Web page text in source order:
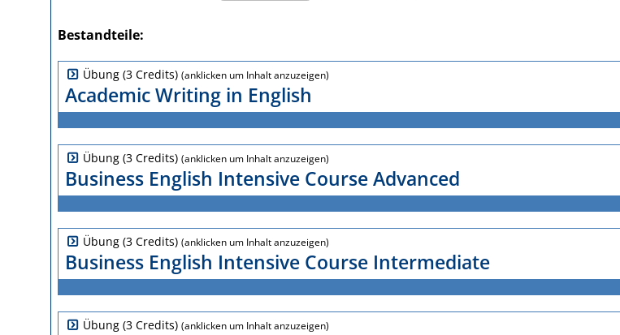
Bestandteile
Übung (3 Credits)
Academic Writing in English
Übung (3 Credits)
Business English Intensive Course Advanced
Übung (3 Credits)
Business English Intensive Course Intermediate
Übung (3 Credits)